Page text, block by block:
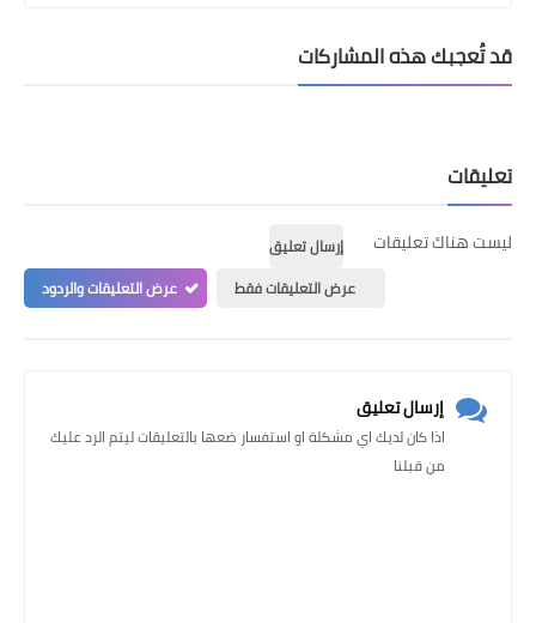
قد تُعجبك هذه المشاركات
تعليقات
ليست هناك تعليقات
إرسال تعليق
عرض التعليقات فقط
عرض التعليقات والردود
إرسال تعليق
اذا كان لديك اي مشكلة او استفسار ضعها بالتعليقات ليتم الرد عليك
من قبلنا